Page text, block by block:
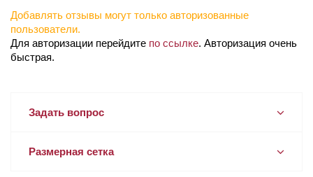
Добавлять отзывы могут только авторизованные
пользователи.
Для авторизации перейдите по ссылке. Авторизация очень
быстрая.
Задать вопрос
Размерная сетка